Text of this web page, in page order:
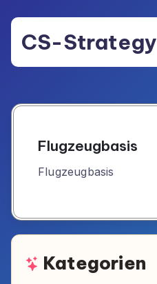
contentCS-Strategy
Flugzeugbasis
Flugzeugbasis
Kategorien